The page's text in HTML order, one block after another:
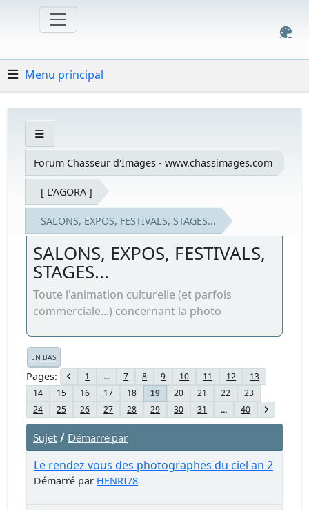
Menu principal
Forum Chasseur d'Images - www.chassimages.com
[ L'AGORA ]
SALONS, EXPOS, FESTIVALS, STAGES...
SALONS, EXPOS, FESTIVALS,
STAGES...
Toute l'animation culturelle (et parfois
commerciale...) concernant la photo
EN BAS
Pages 1 ... 7 8 9 10 11 12
13
14
15 16 17 18 19 20 21 22
23
24
25 26 27 28 29 30 31 ... 40
Sujet / Démarré par
Le rendez vous des photographes du ciel an 2
Démarré par HENRI78